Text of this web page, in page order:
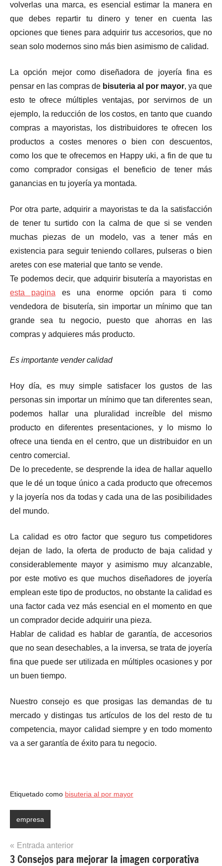
volverlas una marca, es esencial estimar la manera en
que debes repartir tu dinero y tener en cuenta las
opciones que tienes para adquirir tus accesorios, que no
sean solo modernos sino más bien asimismo de calidad.
La opción mejor como diseñadora de joyería fina es
pensar en las compras de bisuteria al por mayor, ya que
esto te ofrece múltiples ventajas, por servirnos de un
ejemplo, la reducción de los costos, en tanto que cuando
compras a mayoristas, los distribuidores te ofrecen los
productos a costes menores o bien con descuentos,
como los que te ofrecemos en Happy uki, a fin de que tu
como comprador consigas el beneficio de tener más
ganancias en tu joyería ya montada.
Por otra parte, adquirir a mayoristas te da la satisfacción
de tener tu surtido con la calma de que si se venden
muchas piezas de un modelo, vas a tener más en
existencia para seguir teniendo collares, pulseras o bien
aretes con ese material que tanto se vende.
Te podemos decir, que adquirir bisutería a mayoristas en
esta pagina es una enorme opción para ti como
vendedora de bisutería, sin importar un mínimo que tan
grande sea tu negocio, puesto que ahorras en las
compras y adquieres más producto.
Es importante vender calidad
Hoy día, es muy simple satisfacer los gustos de las
personas sin importar un mínimo que tan diferentes sean,
podemos hallar una pluralidad increíble del mismo
producto en diferentes presentaciones, y lo mismo lo
ofrece una tienda en el centro, que un distribuidor en un
centro comercial.
De lo precedente, se desprende la idea de hallar aquello
que le dé un toque único a cada producto que ofrecemos
y la joyería nos da todas y cada una de las posibilidades
del mundo.
La calidad es otro factor que seguro tus competidores
dejan de lado, la oferta de producto de baja calidad y
considerablemente mayor y asimismo muy alcanzable,
por este motivo es que muchos diseñadores de joyería
emplean este tipo de productos, no obstante la calidad es
una factor cada vez más esencial en el momento en que
un comprador decide adquirir una pieza.
Hablar de calidad es hablar de garantía, de accesorios
que no sean desechables, a la inversa, se trata de joyería
fina que puede ser utilizada en múltiples ocasiones y por
un buen tiempo.
Nuestro consejo es que prosigas las demandas de tu
mercado y distingas tus artículos de los del resto de tu
competencia, mayor calidad siempre y en todo momento
va a ser garantía de éxito para tu negocio.
Etiquetado como bisuteria al por mayor
empresa
Navegación
de
Entrada anterior
3 Consejos para mejorar la imagen corporativa